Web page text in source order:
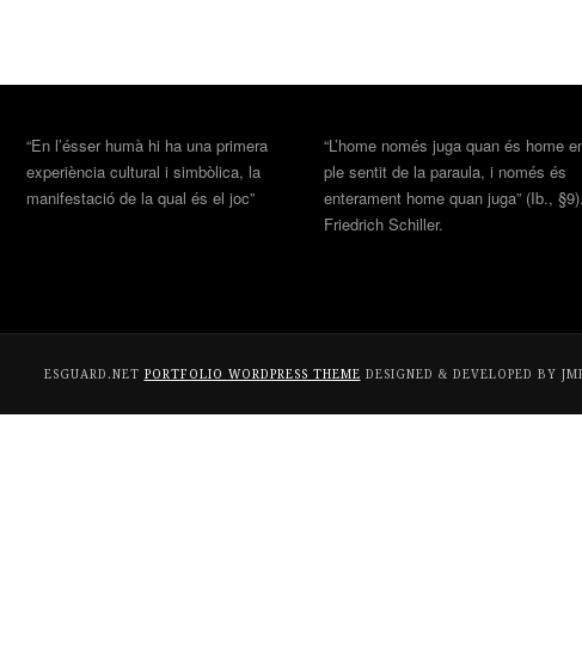
“En l’ésser humà hi ha una primera
experiència cultural i simbòlica, la
manifestació de la qual és el joc”
“L’home només juga quan és home
ple sentit de la paraula, i només és
enterament home quan juga” (Ib., §9).
Friedrich Schiller.
ESGUARD.NET PORTFOLIO WORDPRESS THEME DESIGNED & DEVELOPED BY